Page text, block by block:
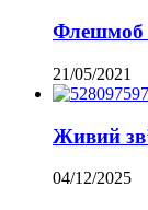
Флешмоб
21/05/2021
Живий
04/12/2025